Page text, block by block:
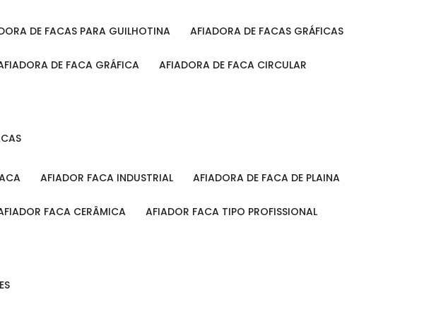
DE FACAS PARA GUILHOTINA AFIADORA DE FACAS GRÁFICAS
AFIADORA DE FACA GRÁFICA AFIADORA DE FACA CIRCULAR
AFIADOR FACA INDUSTRIAL AFIADORA DE FACA DE PLAINA
AFIADOR FACA CERÂMICA AFIADOR FACA TIPO PROFISSIONAL